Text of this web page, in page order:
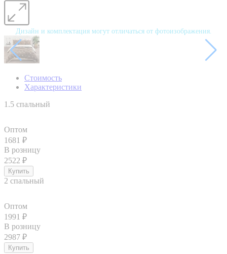
Дизайн и комплектация могут отличаться от фотоизображения.
Стоимость
Характеристики
1.5 спальный
Оптом
1681 ₽
В розницу
2522 ₽
2 спальный
Оптом
1991 ₽
В розницу
2987 ₽